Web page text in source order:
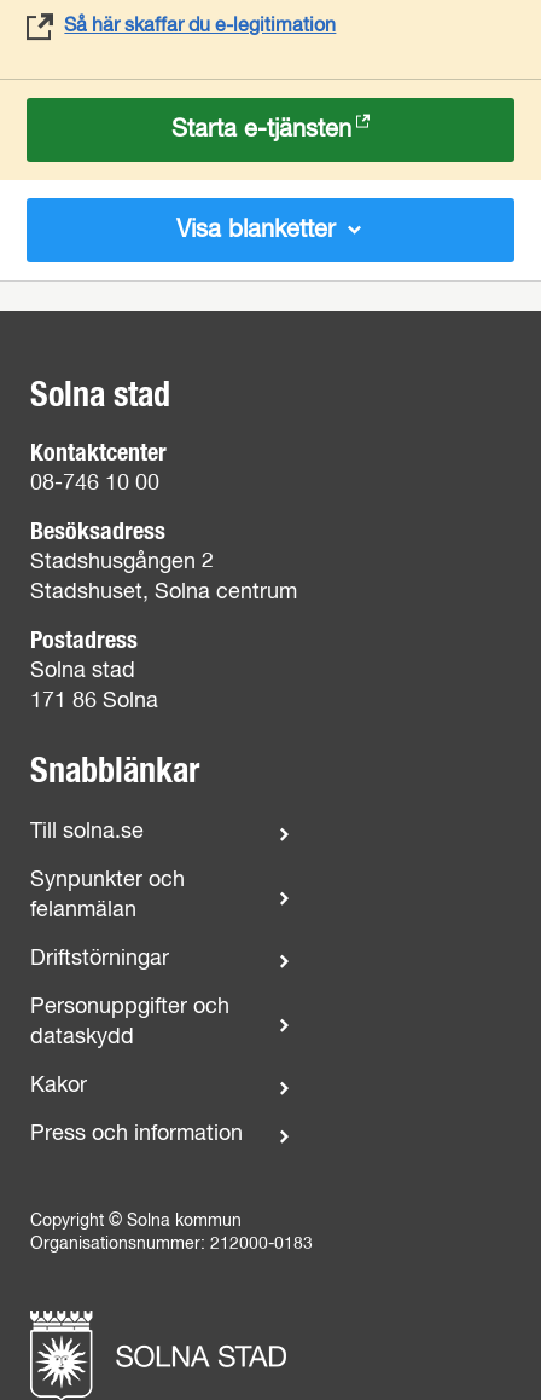
Så här skaffar du e-legitimation
Starta e-tjänsten
Visa blanketter
Solna stad
Kontaktcenter
08-746 10 00
Besöksadress
Stadshusgången 2
Stadshuset, Solna centrum
Postadress
Solna stad
171 86 Solna
Snabblänkar
Till solna.se
Synpunkter och
felanmälan
Driftstörningar
Personuppgifter och
dataskydd
Kakor
Press och information
Copyright © Solna kommun
Organisationsnummer: 212000-0183